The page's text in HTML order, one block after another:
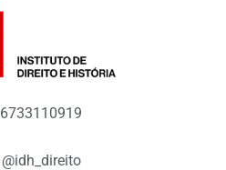
6733110919
@idh_direito